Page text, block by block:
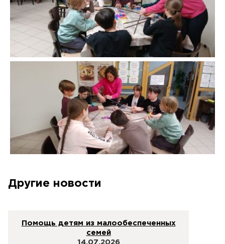
Другие новости
Помощь детям из малообеспеченных
семей
14.07.2026